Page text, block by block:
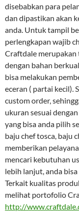
disebabkan para
dan dipastikan akan
anda. Untuk tampil
perlengkapan wajib
Craftdale merupakan
dengan bahan
bisa melakukan
eceran ( partai kecil).
custom order,
ukuran sesuai
yang bisa anda pilih
baju chef tosca, baju
memberikan
mencari kebutuhan
lebih lanjut, anda
Terkait kualitas
melihat portofolio
http://